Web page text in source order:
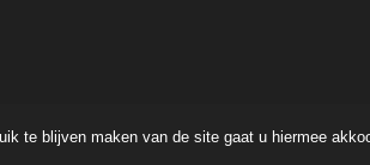
te blijven maken van de site gaat u hiermee